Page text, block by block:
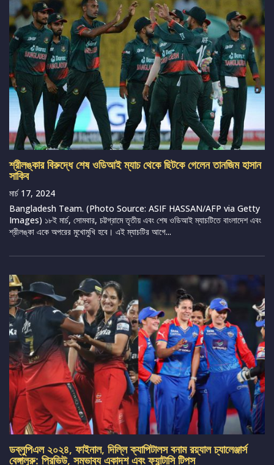
শ্রীলঙ্কার বিরুদ্ধে শেষ ওডিআই ম্যাচ থেকে ছিটকে গেলেন তানজিম হাসান
সাকিব
মার্চ 17, 2024
Bangladesh Team. (Photo Source: ASIF HASSAN/AFP via Getty
Images) ১৮ই মার্চ, সোমবার, চট্টগ্রামে তৃতীয় এবং শেষ ওডিআই ম্যাচটিতে বাংলাদেশ এবং
শ্রীলঙ্কা একে অপরের মুখোমুখি হবে। এই ম্যাচটির আগে...
ডব্লুপিএল ২০২৪, ফাইনাল, দিল্লি ক্যাপিটালস বনাম রয়্যাল চ্যালেঞ্জার্স
বেঙ্গালুরু: প্রিভিউ, সম্ভাব্য একাদশ এবং ফ্যান্টাসি টিপস